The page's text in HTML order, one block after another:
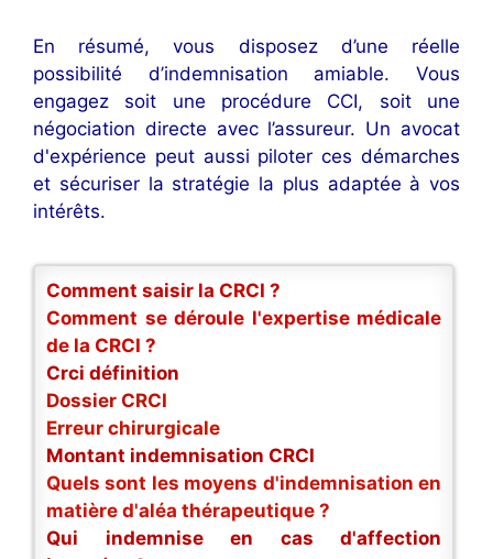
En résumé, vous disposez d’une réelle
possibilité d’indemnisation amiable. Vous
engagez soit une procédure CCI, soit une
négociation directe avec l’assureur. Un avocat
d'expérience peut aussi piloter ces démarches
et sécuriser la stratégie la plus adaptée à vos
intérêts.
Comment saisir la CRCI ?
Comment se déroule l'expertise médicale
de la CRCI ?
Crci définition
Dossier CRCI
Erreur chirurgicale
Montant indemnisation CRCI
Quels sont les moyens d'indemnisation en
matière d'aléa thérapeutique ?
Qui indemnise en cas d'affection